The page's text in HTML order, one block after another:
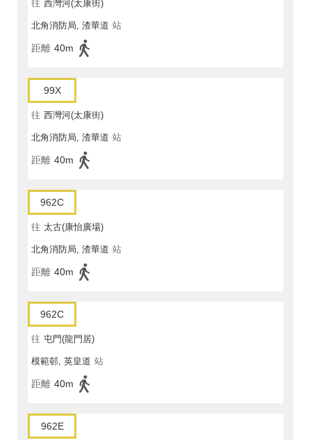
往 西灣河(太康街)
北角消防局, 渣華道 站
距離 40m
99X
往 西灣河(太康街)
北角消防局, 渣華道 站
距離 40m
962C
往 太古(康怡廣場)
北角消防局, 渣華道 站
距離 40m
962C
往 屯門(龍門居)
模範邨, 英皇道 站
距離 40m
962E